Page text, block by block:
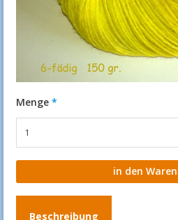
Menge
Beschreibung